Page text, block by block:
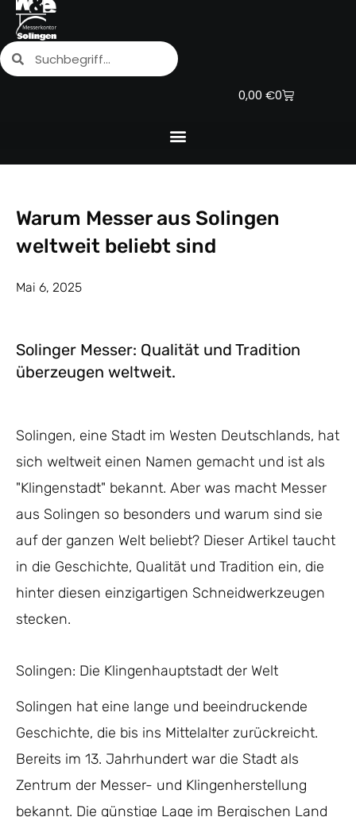
Zum
Inhalt
springen
SucheSuche
0,00 €0
Warenkorb
Warum Messer aus Solingen
weltweit beliebt sind
Mai 6, 2025
Solinger Messer: Qualität und Tradition
überzeugen weltweit.
Solingen, eine Stadt im Westen Deutschlands, hat
sich weltweit einen Namen gemacht und ist als
"Klingenstadt" bekannt. Aber was macht Messer
aus Solingen so besonders und warum sind sie
auf der ganzen Welt beliebt? Dieser Artikel taucht
in die Geschichte, Qualität und Tradition ein, die
hinter diesen einzigartigen Schneidwerkzeugen
stecken.
Solingen: Die Klingenhauptstadt der Welt
Solingen hat eine lange und beeindruckende
Geschichte, die bis ins Mittelalter zurückreicht.
Bereits im 13. Jahrhundert war die Stadt als
Zentrum der Messer- und Klingenherstellung
bekannt. Die günstige Lage im Bergischen Land